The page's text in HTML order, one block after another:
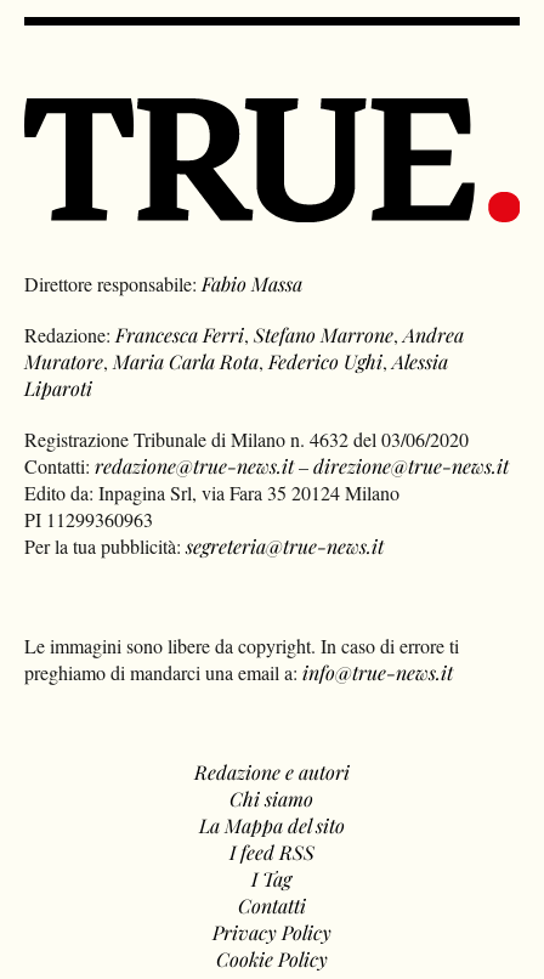
Direttore responsabile:Fabio Massa
Redazione:Francesca Ferri,Stefano Marrone,Andrea
Muratore,Maria Carla Rota,Federico Ughi,Alessia
Liparoti
Registrazione Tribunale di Milano n. 4632 del 03/06/2020
Contatti:redazione@true-news.it–direzione@true-news.it
Edito da: Inpagina Srl, via Fara 35 20124 Milano
PI 11299360963
Per la tua pubblicità:segreteria@true-news.it
Le immagini sono libere da copyright. In caso di errore ti
preghiamo di mandarci una email a: info@true-news.it
Redazione e autori
Chi siamo
La Mappa del sito
I feed RSS
I Tag
Contatti
Privacy Policy
Cookie Policy